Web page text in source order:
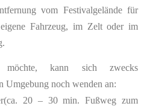
vom Festivalgelände für
Fahrzeug, im Zelt oder im
möchte, kann sich zwecks
Umgebung noch wenden an:
20 – 30 min. Fußweg zum